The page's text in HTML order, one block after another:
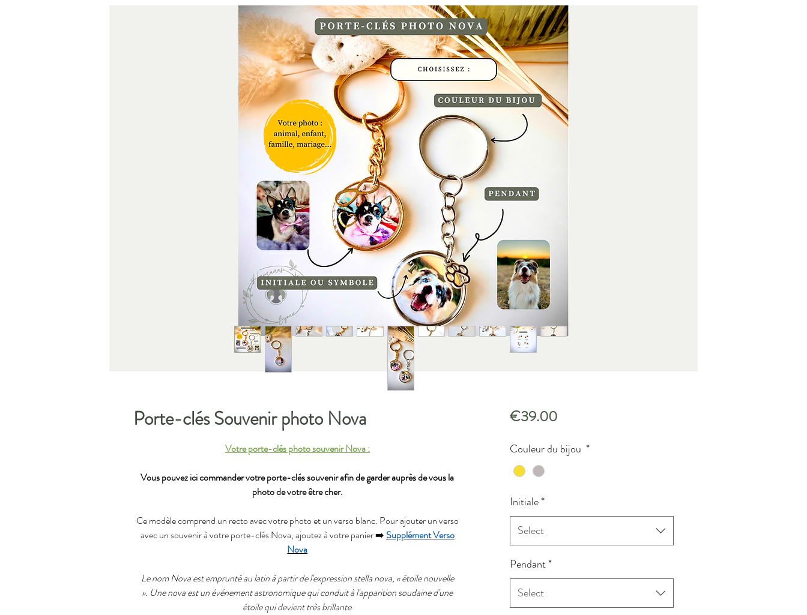
Porte-clés Souvenir photo Nova
Votre porte-clés photo souvenir Nova :
Vous pouvez ici commander votre porte-clés souvenir afin de garder auprès de vous la
photo de votre être cher.
Ce modèle comprend un recto avec votre photo et un verso blanc. Pour ajouter un verso
avec un souvenir à votre porte-clés Nova, ajoutez à votre panier ➡️ Supplément Verso
Nova
Le nom Nova est emprunté au latin à partir de l'expression stella nova, « étoile nouvelle
». Une nova est un événement astronomique qui conduit à l'apparition soudaine d'une
étoile qui devient très brillante
€39.00Price
Couleur du bijou *
Initiale*
Select
Pendant*
Select